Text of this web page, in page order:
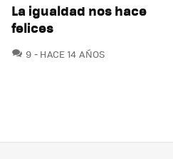
La igualdad nos hace
felices
9 COMENTARIOS
HACE 14 AÑOS